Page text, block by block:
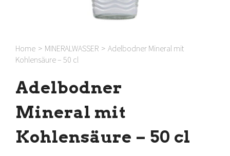
Home > MINERALWASSER > Adelbodner Mineral mit
Kohlensäure – 50 cl
Adelbodner
Mineral mit
Kohlensäure – 50 cl